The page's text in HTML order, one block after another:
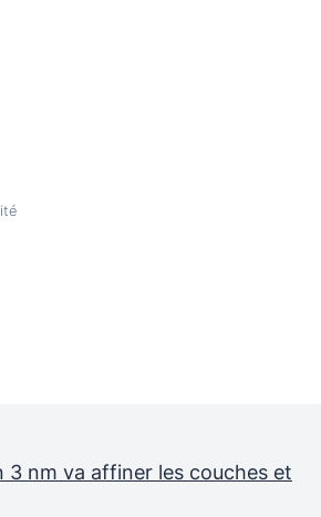
3 nm va affiner les couches et